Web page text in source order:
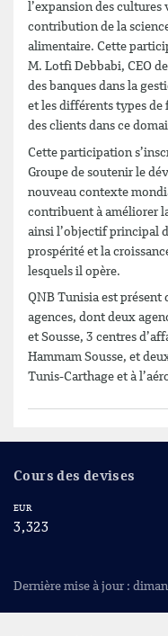
l’expansion des cultures
contribution de la
alimentaire. Cette
M. Lotfi Debbabi, CEO
des banques dans la
et les différents types de
des clients dans ce
Cette participation
Groupe de soutenir le
nouveau contexte
contribuent à améliorer
ainsi l’objectif principal
prospérité et la
lesquels il opère.
QNB Tunisia est présent
agences, dont deux
et Sousse, 3 centres
Hammam Sousse, et
Tunis-Carthage et à
Cours des devises
EUR
3,323
Dernière mise à jour :